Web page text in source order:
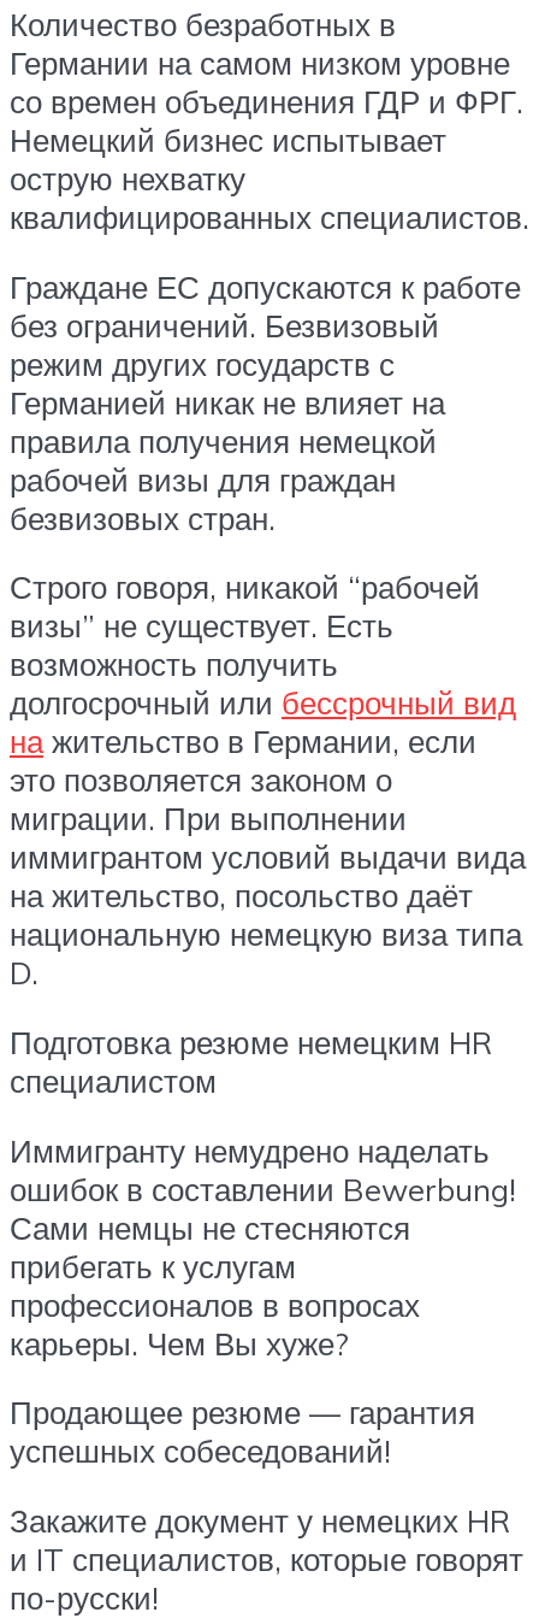
Количество безработных в
Германии на самом низком уровне
со времен объединения ГДР и ФРГ.
Немецкий бизнес испытывает
острую нехватку
квалифицированных специалистов.
Граждане ЕС допускаются к работе
без ограничений. Безвизовый
режим других государств с
Германией никак не влияет на
правила получения немецкой
рабочей визы для граждан
безвизовых стран.
Строго говоря, никакой “рабочей
визы” не существует. Есть
возможность получить
долгосрочный или бессрочный вид
нажительство в Германии, если
это позволяется законом о
миграции. При выполнении
иммигрантом условий выдачи вида
на жительство, посольство даёт
национальную немецкую виза типа
D.
Подготовка резюме немецким HR
специалистом
Иммигранту немудрено наделать
ошибок в составлении Bewerbung!
Сами немцы не стесняются
прибегать к услугам
профессионалов в вопросах
карьеры. Чем Вы хуже?
Продающее резюме — гарантия
успешных собеседований!
Закажите документ у немецких HR
и IT специалистов, которые говорят
по-русски!